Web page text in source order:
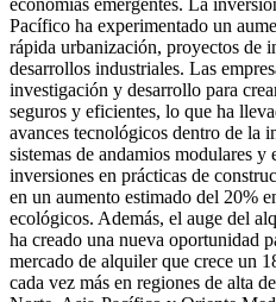
economías emergentes. La
Pacífico ha experimentado un
rápida urbanización, proyectos de
desarrollos industriales. Las
investigación y desarrollo para
seguros y eficientes, lo que ha
avances tecnológicos dentro de la
sistemas de andamios modulares
inversiones en prácticas de
en un aumento estimado del 20%
ecológicos. Además, el auge del
ha creado una nueva oportunidad
mercado de alquiler que crece un
cada vez más en regiones de alta